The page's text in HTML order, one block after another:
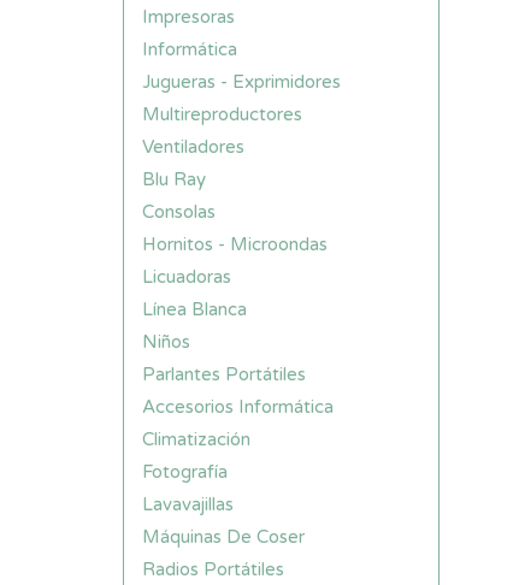
Impresoras
Informática
Jugueras - Exprimidores
Multireproductores
Ventiladores
Blu Ray
Consolas
Hornitos - Microondas
Licuadoras
Línea Blanca
Niños
Parlantes Portátiles
Accesorios Informática
Climatización
Fotografía
Lavavajillas
Máquinas De Coser
Radios Portátiles